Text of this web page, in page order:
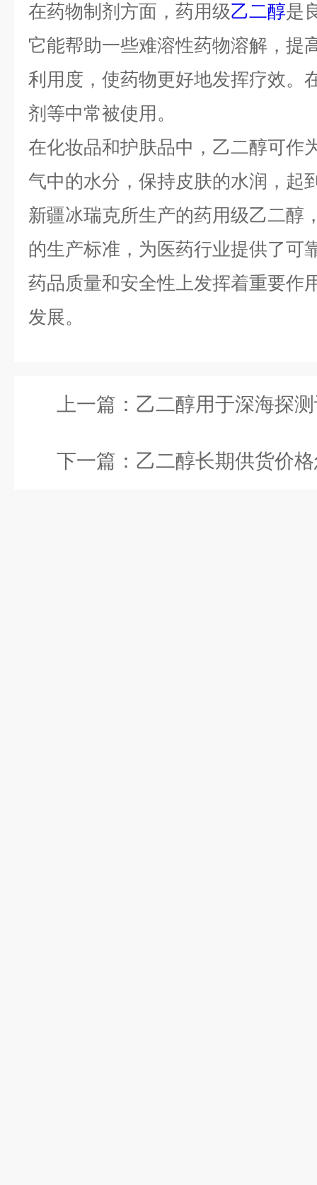
在药物制剂方面，药用级乙二醇是
它能帮助一些难溶性药物溶解，提
利用度，使药物更好地发挥疗效。
剂等中常被使用。
在化妆品和护肤品中，乙二醇可作
气中的水分，保持皮肤的水润，起
新疆冰瑞克所生产的药用级乙二醇
的生产标准，为医药行业提供了可
药品质量和安全性上发挥着重要作
发展。
上一篇： 乙二醇用于深海探测设备怎
下一篇： 乙二醇长期供货价格怎么定